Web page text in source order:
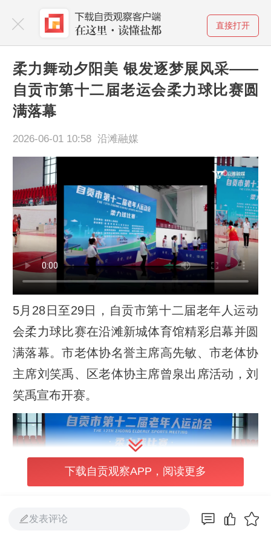
直接打开
柔力舞动夕阳美 银发逐梦展风采——
自贡市第十二届老运会柔力球比赛圆
满落幕
2026-06-01 10:58 沿滩融媒
5月28日至29日，自贡市第十二届老年人运动
会柔力球比赛在沿滩新城体育馆精彩启幕并圆
满落幕。市老体协名誉主席高先敏、市老体协
主席刘笑禹、区老体协主席曾泉出席活动，刘
笑禹宣布开赛。
下载自贡观察APP，阅读更多
发表评论